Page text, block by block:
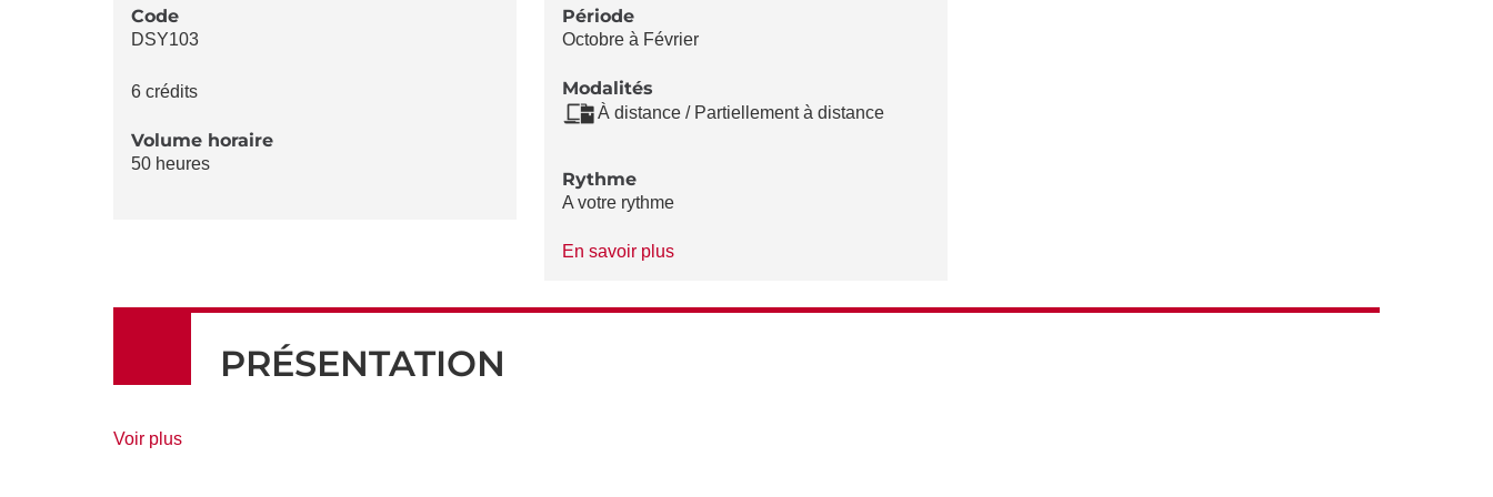
LA
Code
DSY103
6 crédits
Volume horaire
50 heures
Période
Octobre à Février
Modalités
À distance / Partiellement à distance
Rythme
A votre rythme
En savoir plusà
Rythme
PRÉSENTATION
Voir plusde